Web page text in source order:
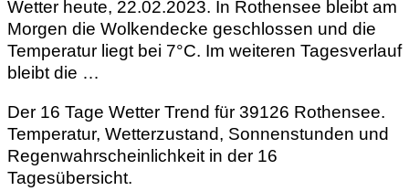
Wetter heute, 22.02.2023. In Rothensee bleibt am
Morgen die Wolkendecke geschlossen und die
Temperatur liegt bei 7°C. Im weiteren Tagesverlauf
bleibt die …
Der 16 Tage Wetter Trend für 39126 Rothensee.
Temperatur, Wetterzustand, Sonnenstunden und
Regenwahrscheinlichkeit in der 16
Tagesübersicht.